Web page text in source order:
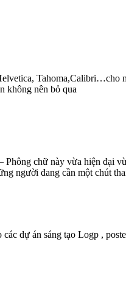
Tahoma,Calibri…cho
không nên bỏ qua
chữ này vừa hiện đại
người đang cần một chút
các dự án sáng tạo Logp ,